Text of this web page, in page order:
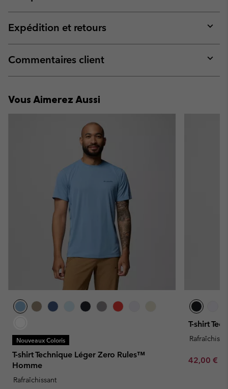
or
Expédition et retours
or
Commentaires client
or
Vous Aimerez Aussi
Nouveaux Coloris
T-shirt Technique Léger Zero Rules™
Homme
Rafraîchissant
T-shirt
Minimum
42,00 €